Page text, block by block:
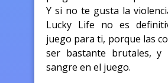
Y si no te gusta la
Lucky Life no es
juego para ti, porque las
ser bastante brutales, y
sangre en el juego.